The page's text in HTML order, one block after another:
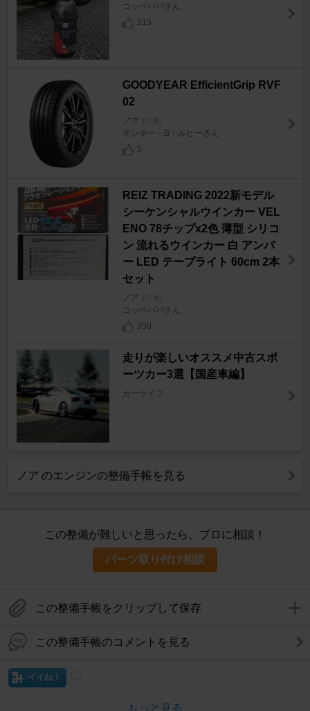
コッペパパさん
215
GOODYEAR EfficientGrip RVF
02
ノア [70系]
モンキー・B・ルヒーさん
5
REIZ TRADING 2022新モデル
シーケンシャルウインカー VEL
ENO 78チップx2色 薄型 シリコ
ン 流れるウインカー 白 アンバ
ー LED テープライト 60cm 2本
セット
ノア [70系]
コッペパパさん
350
走りが楽しいオススメ中古スポ
ーツカー3選【国産車編】
カーライフ
ノア のエンジンの整備手帳を見る
この整備が難しいと思ったら、プロに相談！
パーツ取り付け相談
この整備手帳をクリップして保存
この整備手帳のコメントを見る
イイね！
もっと見る